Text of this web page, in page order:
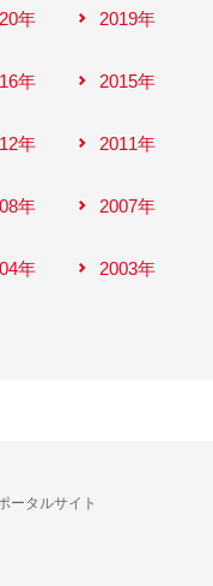
年 2019年
年 2015年
年 2011年
年 2007年
年 2003年
ータルサイト